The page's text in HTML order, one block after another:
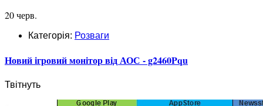
20 черв.
Категорія: Розваги
Новий ігровий монітор від АОС - g2460Pqu
Твітнуть